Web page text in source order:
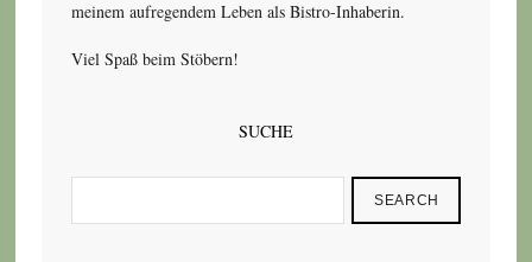
meinem aufregendem Leben als Bistro-Inhaberin.
Viel Spaß beim Stöbern!
SUCHE
SEARCH